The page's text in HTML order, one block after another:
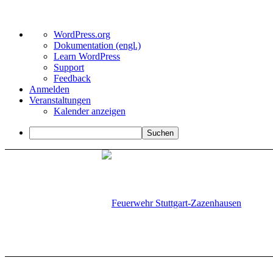
Über
WordPress
WordPress.org
Dokumentation (engl.)
Learn WordPress
Support
Feedback
Anmelden
Veranstaltungen
Kalender anzeigen
Suchen